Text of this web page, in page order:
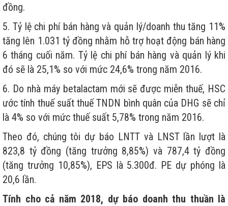
đồng.
5. Tỷ lệ chi phí bán hàng và quản lý/doanh thu tăng 11%
tăng lên 1.031 tỷ đồng nhằm hỗ trợ hoạt động bán hàng
6 tháng cuối năm. Tỷ lệ chi phí bán hàng và quản lý khi
đó sẽ là 25,1% so với mức 24,6% trong năm 2016.
6. Do nhà máy betalactam mới sẽ được miễn thuế, HSC
ước tính thuế suất thuế TNDN bình quân của DHG sẽ chỉ
là 4% so với mức thuế suất 5,78% trong năm 2016.
Theo đó, chúng tôi dự báo LNTT và LNST lần lượt là
823,8 tỷ đồng (tăng trưởng 8,85%) và 787,4 tỷ đồng
(tăng trưởng 10,85%), EPS là 5.300đ. PE dự phóng là
20,6 lần.
Tính cho cả năm 2018, dự báo doanh thu thuần là